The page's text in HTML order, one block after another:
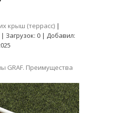
крыш (террасс) |
| Загрузок: 0 | Добавил:
GRAF. Преимущества